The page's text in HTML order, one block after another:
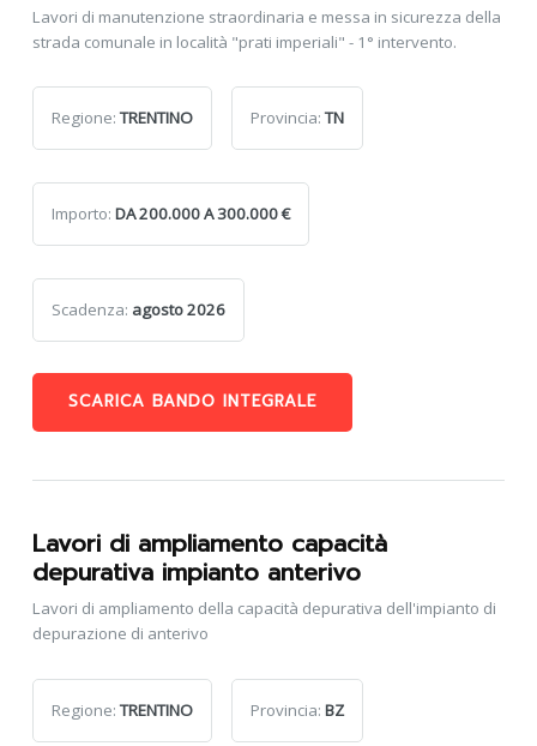
Lavori di manutenzione straordinaria e messa in sicurezza della
strada comunale in località "prati imperiali" - 1° intervento.
Regione:TRENTINO Provincia:TN
Importo: DA 200.000 A 300.000 €
Scadenza: agosto 2026
SCARICA BANDO INTEGRALE
Lavori di ampliamento capacità
depurativa impianto anterivo
Lavori di ampliamento della capacità depurativa dell'impianto di
depurazione di anterivo
Regione:TRENTINO Provincia: BZ